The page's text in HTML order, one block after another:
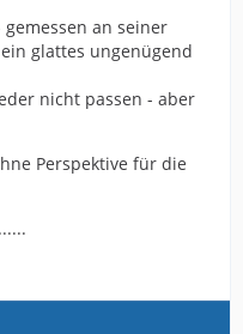
an seiner
glattes ungenügend
nicht passen - aber
Perspektive für die